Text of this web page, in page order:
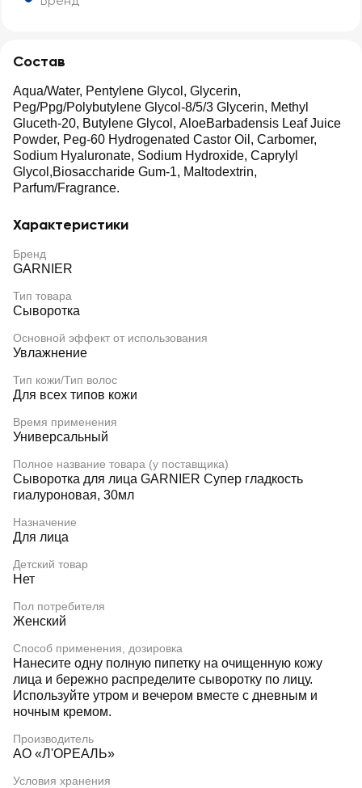
Состав
Aqua/Water, Pentylene Glycol, Glycerin,
Peg/Ppg/Polybutylene Glycol-8/5/3 Glycerin, Methyl
Gluceth-20, Butylene Glycol, AloeBarbadensis Leaf Juice
Powder, Peg-60 Hydrogenated Castor Oil, Carbomer,
Sodium Hyaluronate, Sodium Hydroxide, Caprylyl
Glycol,Biosaccharide Gum-1, Maltodextrin,
Parfum/Fragrance.
Характеристики
Бренд
GARNIER
Тип товара
Сыворотка
Основной эффект от использования
Увлажнение
Тип кожи/Тип волос
Для всех типов кожи
Время применения
Универсальный
Полное название товара (у поставщика)
Сыворотка для лица GARNIER Супер гладкость
гиалуроновая, 30мл
Назначение
Для лица
Детский товар
Нет
Пол потребителя
Женский
Способ применения, дозировка
Нанесите одну полную пипетку на очищенную кожу
лица и бережно распределите сыворотку по лицу.
Используйте утром и вечером вместе с дневным и
ночным кремом.
Производитель
АО «Л'ОРЕАЛЬ»
Условия хранения